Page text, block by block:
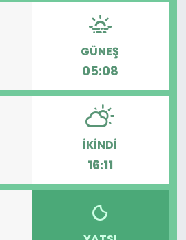
GÜNEŞ
05:08
İKINDI
16:11